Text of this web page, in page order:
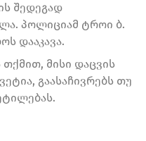
შედეგად
პოლიციამ ტროი ბ.
დააკავა.
მისი დაცვის
გაასაჩივრებს თუ